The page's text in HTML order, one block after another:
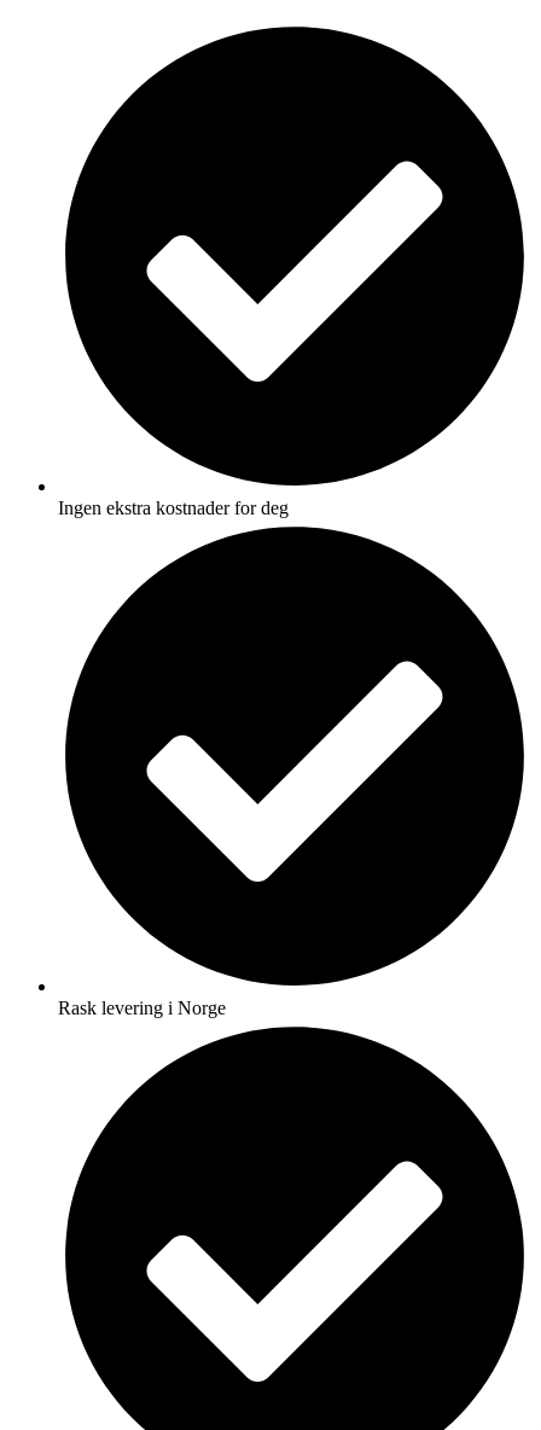
Ingen ekstra kostnader for deg
Rask levering i Norge